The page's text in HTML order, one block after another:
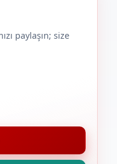
paylaşın; size